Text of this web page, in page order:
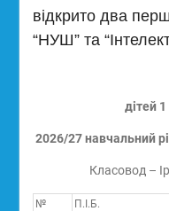
відкрито два
“НУШ” та
дітей
2026/27 навчальний
Класовод –
№ П.І.Б.